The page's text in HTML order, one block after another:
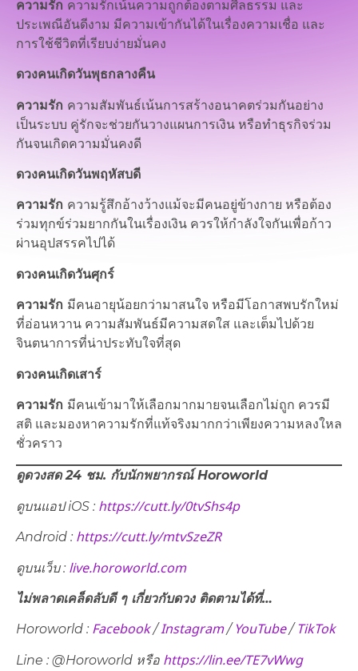
ความรัก ความรักเน้นความถูกต้องตามศีลธรรม และ
ประเพณีอันดีงาม มีความเข้ากันได้ในเรื่องความเชื่อ และ
การใช้ชีวิตที่เรียบง่ายมั่นคง
ดวงคนเกิดวันพุธกลางคืน
ความรัก ความสัมพันธ์เน้นการสร้างอนาคตร่วมกันอย่าง
เป็นระบบ คู่รักจะช่วยกันวางแผนการเงิน หรือทำธุรกิจร่วม
กันจนเกิดความมั่นคงดี
ดวงคนเกิดวันพฤหัสบดี
ความรัก ความรู้สึกอ้างว้างแม้จะมีคนอยู่ข้างกาย หรือต้อง
ร่วมทุกข์ร่วมยากกันในเรื่องเงิน ควรให้กำลังใจกันเพื่อก้าว
ผ่านอุปสรรคไปได้
ดวงคนเกิดวันศุกร์
ความรัก มีคนอายุน้อยกว่ามาสนใจ หรือมีโอกาสพบรักใหม่
ที่อ่อนหวาน ความสัมพันธ์มีความสดใส และเต็มไปด้วย
จินตนาการที่น่าประทับใจที่สุด
ดวงคนเกิดเสาร์
ความรัก มีคนเข้ามาให้เลือกมากมายจนเลือกไม่ถูก ควรมี
สติ และมองหาความรักที่แท้จริงมากกว่าเพียงความหลงใหล
ชั่วคราว
ดูดวงสด 24 ชม. กับนักพยากรณ์ Horoworld
ดูบนแอป iOS : https://cutt.ly/0tvShs4p
Android : https://cutt.ly/mtvSzeZR
ดูบนเว็บ​ : live.horoworld.com
ไม่พลาดเคล็ดลับดี ๆ เกี่ยวกับดวง ติดตามได้ที่…
Horoworld : Facebook/Instagram/ YouTube/ TikTok
Line : @Horoworld หรือ https://lin.ee/TE7vWwg